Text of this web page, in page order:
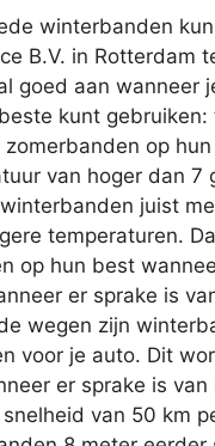
winterbanden
B.V. in Rotterdam
goed aan wanneer
kunt gebruiken:
zomerbanden op
van hoger dan 7
juist
temperaturen.
op hun best
er sprake is
wegen zijn
voor je auto. Dit
er sprake is van
van 50 km